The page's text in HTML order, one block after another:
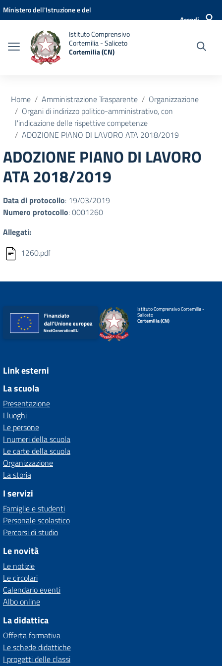
Vai ai contenuti
Vai al menu di navigazione
Vai al footer
Ministero dell'Istruzione e del
Accedi
Istituto Comprensivo
Cortemilia - Saliceto
Cortemilia (CN)
Home Amministrazione Trasparente
Organizzazione
Organi di indirizzo politico-amministrativo, con
l'indicazione delle rispettive competenze
ADOZIONE PIANO DI LAVORO ATA 2018/2019
ADOZIONE PIANO DI LAVORO
ATA 2018/2019
Data di protocollo: 19/03/2019
Numero protocollo: 0001260
Allegati:
1260.pdf
Istituto Comprensivo Cortemilia -
Saliceto
Cortemilia (CN)
Link esterni
La scuola
Presentazione
I luoghi
Le persone
I numeri della scuola
Le carte della scuola
Organizzazione
La storia
I servizi
Famiglie e studenti
Personale scolastico
Percorsi di studio
Le novità
Le notizie
Le circolari
Calendario eventi
Albo online
La didattica
Offerta formativa
Le schede didattiche
I progetti delle classi